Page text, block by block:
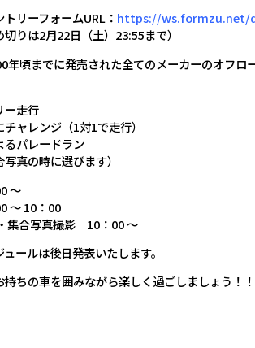
リーフォームURL： https://ws.formzu.net/
りは2月22日（土）23:55まで）
年頃までに発売された全てのメーカーのオフロ
ー走行
ャレンジ（1対1で走行）
るパレードラン
真の時に選びます）
～
～ 10：00
集合写真撮影 10：00 ～
ールは後日発表いたします。
ちの車を囲みながら楽しく過ごしましょう！！